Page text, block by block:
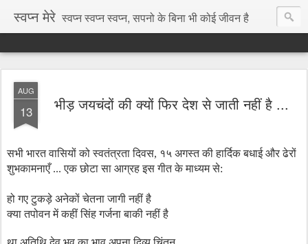
स्वप्न मेरे स्वप्न स्वप्न स्वप्न, सपनो के बिना भी कोई जीवन है
AUG
13 भीड़ जयचंदों की क्यों फिर देश से जाती नहीं है ...
सभी भारत वासियों को स्वतंत्रता दिवस, १५ अगस्त की हार्दिक बधाई और ढेरों
शुभकामनाएँ ... एक छोटा सा आग्रह इस गीत के माध्यम से:
हो गए टुकड़े अनेकों चेतना जागी नहीं है
क्या तपोवन में कहीं सिंह गर्जना बाकी नहीं है